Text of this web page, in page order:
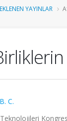
YAYINLAR
C.